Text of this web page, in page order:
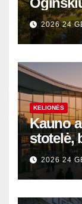
2026 24
KELIONĖS
Kauno
stotelė,
sostinę
2026 24